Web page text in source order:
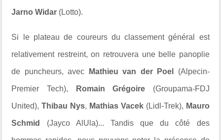
Jarno Widar (Lotto).
Si le plateau de coureurs du classement général est
relativement restreint, on retrouvera une belle panoplie
de puncheurs, avec Mathieu van der Poel (Alpecin-
Premier Tech), Romain Grégoire (Groupama-FDJ
United),Thibau Nys, Mathias Vacek(Lidl-Trek), Mauro
Schmid (Jayco AlUla)... Tandis que du côté des